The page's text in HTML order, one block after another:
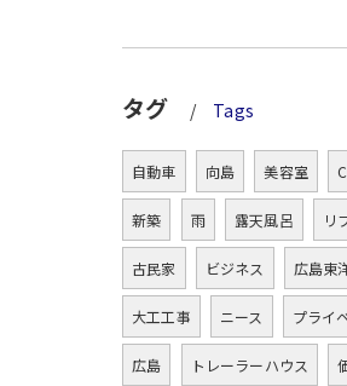
タグ Tags
自動車 向島 美容室
新築 雨 露天風呂 リ
古民家 ビジネス 広島東
大工工事 ニース プライ
広島 トレーラーハウス